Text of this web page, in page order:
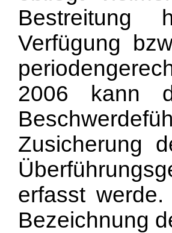
Bestreitung
Verfügung
2006 kann
Zusicherung
erfasst
Bezeichnung